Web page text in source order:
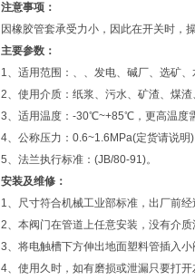
注意事项：
因橡胶管套承受力小，因此在开关时，
主要参数：
1、适用范围：、、发电、碱厂、选矿
2、使用介质：纸浆、污水、矿渣、煤渣
3、适用温度：-30℃~+85℃，更高温度
4、公称压力：0.6~1.6MPa(定货请说明)
5、法兰执行标准：(JB/80-91)。
安装及维修：
1、尺寸符合机械工业部标准，出厂前
2、本阀门在管道上任意安装，没有介
3、将电触槽下方伸出地面塑料管插入
4、使用久时，如有磨损或泄漏只要打